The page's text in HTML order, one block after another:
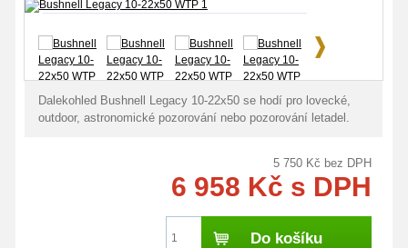
Doprava zdarma
Dalekohled Bushnell Legacy 10-22x50 se hodí pro lovecké,
outdoor, astronomické pozorování nebo pozorování letadel.
5 750 Kč bez DPH
6 958 Kč s DPH
Do košíku